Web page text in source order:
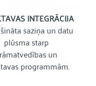
INTEGRĀCIJA
saziņa un datu
plūsma starp
un
programmām.